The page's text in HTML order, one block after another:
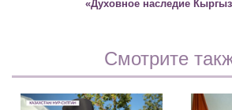
«Духовное наследие
Смотрите